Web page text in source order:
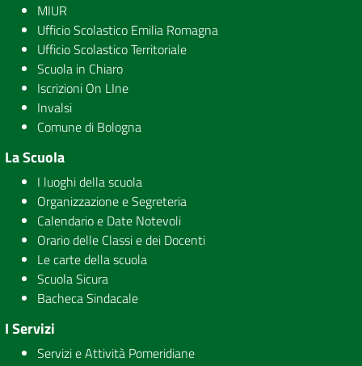
MIUR
Ufficio Scolastico Emilia Romagna
Ufficio Scolastico Territoriale
Scuola in Chiaro
Iscrizioni On LIne
Invalsi
Comune di Bologna
La Scuola
I luoghi della scuola
Organizzazione e Segreteria
Calendario e Date Notevoli
Orario delle Classi e dei Docenti
Le carte della scuola
Scuola Sicura
Bacheca Sindacale
I Servizi
Servizi e Attività Pomeridiane